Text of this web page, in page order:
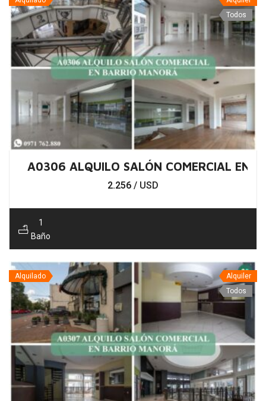
Todos
A0306 ALQUILO SALÓN COMERCIAL EN
2.256 / USD
1
Baño
Alquilado
Alquiler
Todos